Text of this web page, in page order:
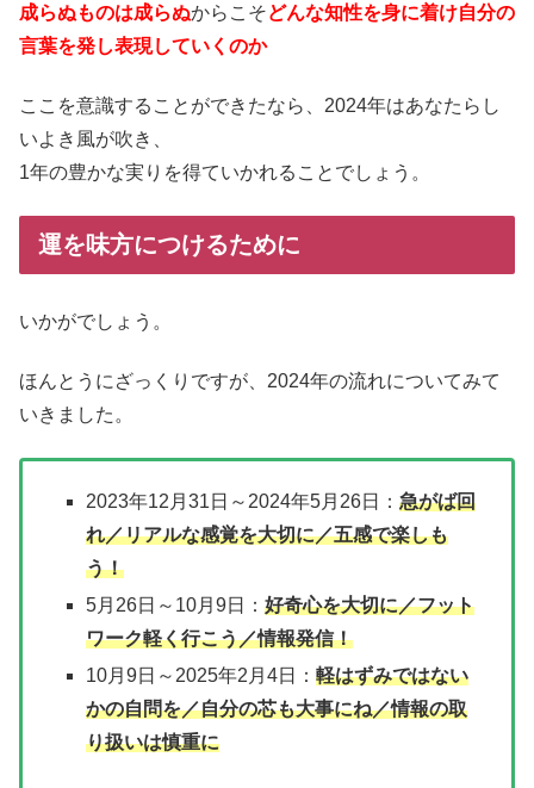
成らぬものは成らぬからこそどんな知性を身に着け自分の
言葉を発し表現していくのか
ここを意識することができたなら、2024年はあなたらし
いよき風が吹き、
1年の豊かな実りを得ていかれることでしょう。
運を味方につけるために
いかがでしょう。
ほんとうにざっくりですが、2024年の流れについてみて
いきました。
2023年12月31日～2024年5月26日：急がば回
れ／リアルな感覚を大切に／五感で楽しも
う！
5月26日～10月9日：好奇心を大切に／フット
ワーク軽く行こう／情報発信！
10月9日～2025年2月4日：軽はずみではない
かの自問を／自分の芯も大事にね／情報の取
り扱いは慎重に